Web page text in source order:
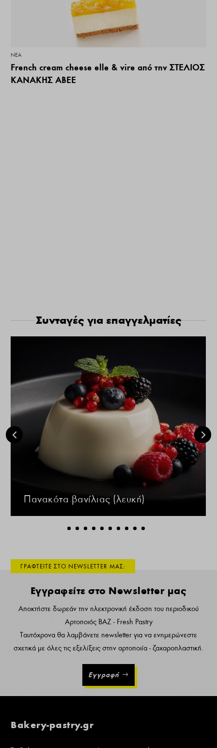
ΝΕΑ
French cream cheese elle & vire από την ΣΤΕΛΙΟΣ
ΚΑΝΑΚΗΣ ΑΒΕΕ
Συνταγές για επαγγελματίες
Πανακότα βανίλιας (λευκή)
ΓΡΑΦΤΕΙΤΕ ΣΤΟ NEWSLETTER ΜΑΣ:
Εγγραφείτε στο Newsletter μας
Αποκτήστε δωρεάν την ηλεκτρονική έκδοση του περιοδικού
Αρτοποιός ΒΑΖ - Fresh Pastry
Ταυτόχρονα θα λαμβάνετε newsletter για να ενημερώνεστε
σχετικά με όλες τις εξελίξεις στην αρτοποιία - ζαχαροπλαστική.
Εγγραφή
Bakery-pastry.gr